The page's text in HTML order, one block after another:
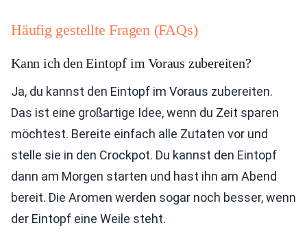
Häufig gestellte Fragen (FAQs)
Kann ich den Eintopf im Voraus zubereiten?
Ja, du kannst den Eintopf im Voraus zubereiten.
Das ist eine großartige Idee, wenn du Zeit sparen
möchtest. Bereite einfach alle Zutaten vor und
stelle sie in den Crockpot. Du kannst den Eintopf
dann am Morgen starten und hast ihn am Abend
bereit. Die Aromen werden sogar noch besser, wenn
der Eintopf eine Weile steht.